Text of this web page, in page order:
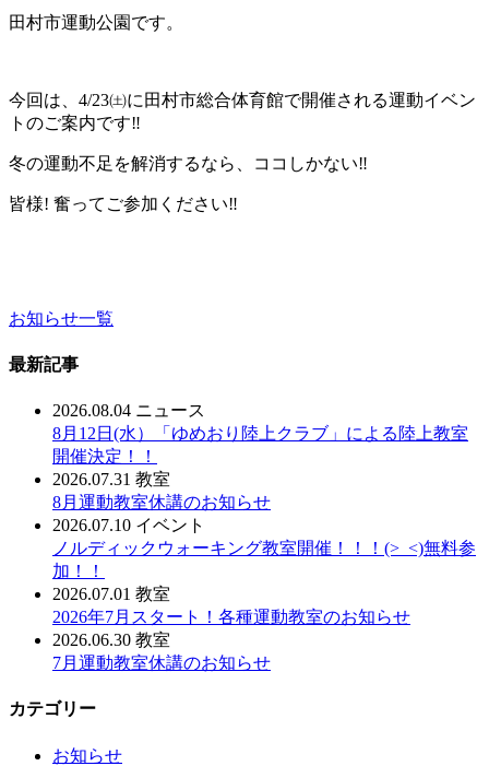
田村市運動公園です。
今回は、4/23㈯に田村市総合体育館で開催される運動イベン
トのご案内です‼
冬の運動不足を解消するなら、ココしかない‼
皆様! 奮ってご参加ください‼
お知らせ一覧
最新記事
2026.08.04 ニュース
8月12日(水）「ゆめおり陸上クラブ」による陸上教室
開催決定！！
2026.07.31 教室
8月運動教室休講のお知らせ
2026.07.10 イベント
ノルディックウォーキング教室開催！！！(>_<)無料参
加！！
2026.07.01 教室
2026年7月スタート！各種運動教室のお知らせ
2026.06.30 教室
7月運動教室休講のお知らせ
カテゴリー
お知らせ